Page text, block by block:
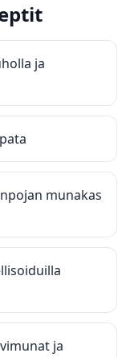
ja
munakas
ja